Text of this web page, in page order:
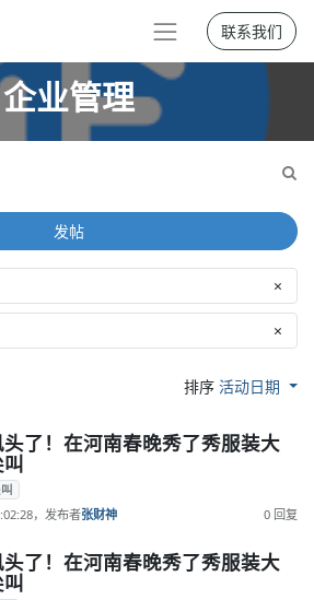
联系我们
企业管理
×
×
发帖
排序活动日期
了！在河南春晚秀了秀服装大
，发布者张财神 0 回复
了！在河南春晚秀了秀服装大